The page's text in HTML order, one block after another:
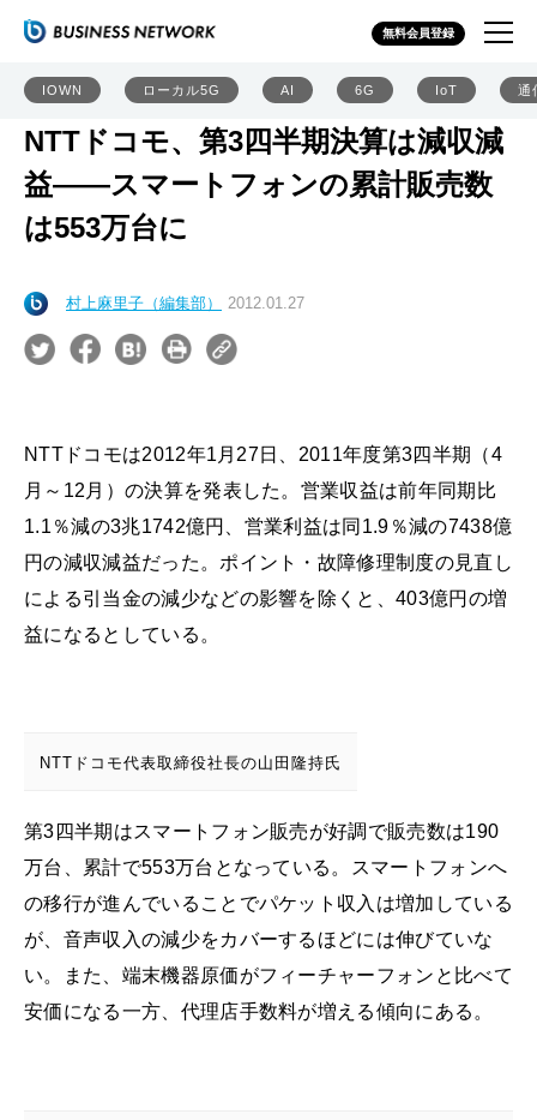
無料会員登録
IOWN ローカル5G AI 6G IoT 通
NTTドコモ、第3四半期決算は減収減
益――スマートフォンの累計販売数
は553万台に
村上麻里子（編集部） 2012.01.27
NTTドコモは2012年1月27日、2011年度第3四半期（4
月～12月）の決算を発表した。営業収益は前年同期比
1.1％減の3兆1742億円、営業利益は同1.9％減の7438億
円の減収減益だった。ポイント・故障修理制度の見直し
による引当金の減少などの影響を除くと、403億円の増
益になるとしている。
NTTドコモ代表取締役社長の山田隆持氏
第3四半期はスマートフォン販売が好調で販売数は190
万台、累計で553万台となっている。スマートフォンへ
の移行が進んでいることでパケット収入は増加している
が、音声収入の減少をカバーするほどには伸びていな
い。また、端末機器原価がフィーチャーフォンと比べて
安価になる一方、代理店手数料が増える傾向にある。